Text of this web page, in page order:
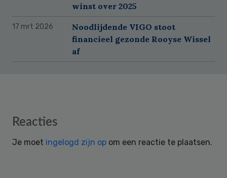
winst over 2025
17 mrt 2026
Noodlijdende VIGO stoot
financieel gezonde Rooyse Wissel
af
Reader
Reacties
Je moet ingelogd zijn op om een reactie te plaatsen.